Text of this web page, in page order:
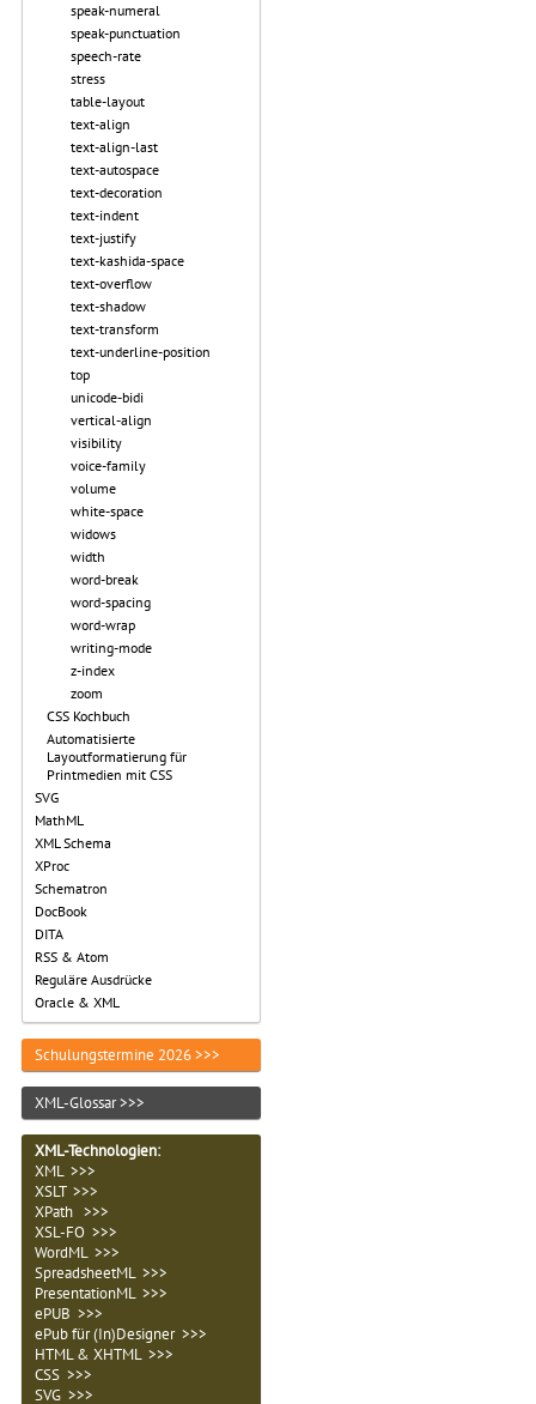
speak-numeral
speak-punctuation
speech-rate
stress
table-layout
text-align
text-align-last
text-autospace
text-decoration
text-indent
text-justify
text-kashida-space
text-overflow
text-shadow
text-transform
text-underline-position
top
unicode-bidi
vertical-align
visibility
voice-family
volume
white-space
widows
width
word-break
word-spacing
word-wrap
writing-mode
z-index
zoom
CSS Kochbuch
Automatisierte
Layoutformatierung für
Printmedien mit CSS
SVG
MathML
XML Schema
XProc
Schematron
DocBook
DITA
RSS & Atom
Reguläre Ausdrücke
Oracle & XML
Schulungstermine 2026 >>>
XML-Glossar >>>
XML-Technologien:
XML >>>
XSLT >>>
XPath >>>
XSL-FO >>>
WordML >>>
SpreadsheetML >>>
PresentationML >>>
ePUB >>>
ePub für (In)Designer >>>
HTML & XHTML >>>
CSS >>>
SVG >>>